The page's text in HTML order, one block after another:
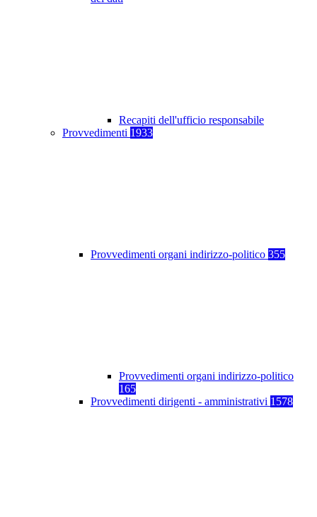
Recapiti dell'ufficio responsabile
Provvedimenti 1933
Provvedimenti organi indirizzo-politico 355
Provvedimenti organi indirizzo-politico
165
Provvedimenti dirigenti - amministrativi 1578